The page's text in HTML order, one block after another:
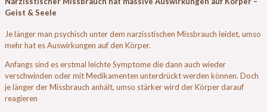
Geist & Seele
Je länger man psychisch unter dem narzisstischen Missbrauch leidet, umso
mehr hat es Auswirkungen auf den Körper.
Anfangs sind es erstmal leichte Symptome die dann auch wieder
verschwinden oder mit Medikamenten unterdrückt werden können. Doch
je länger der Missbrauch anhält, umso stärker wird der Körper darauf
reagieren